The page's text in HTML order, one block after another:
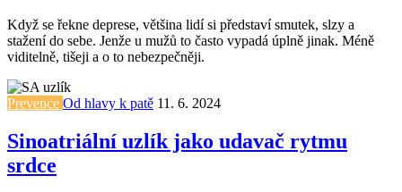
Když se řekne deprese, většina lidí si představí smutek, slzy a
stažení do sebe. Jenže u mužů to často vypadá úplně jinak. Méně
viditelně, tišeji a o to nebezpečněji.
Prevence Od hlavy k patě 11. 6. 2024
Sinoatriální uzlík jako udavač rytmu
srdce